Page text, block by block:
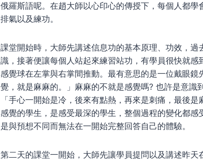
俄羅斯語呢。在趙大師以心印心的傳授下，每個人都學
排氣以及練功。
課堂開始時，大師先講述信息功的基本原理、功效，
識，接著便讓每個人站起來練習站功，有學員很快就感
感覺球在左掌與右掌間推動。最有意思的是一位戴眼
覺，就是麻麻的。」麻麻的不就是感覺嗎? 也許是意識
「手心一開始是冷，後來有點熱，再來是刺痛，最後
感覺的學生，是感受最深的學生，整個過程的變化都
是與預想不同而無法在一開始完整回答自己的體驗。
第二天的課堂一開始，大師先讓學員提問以及講述昨